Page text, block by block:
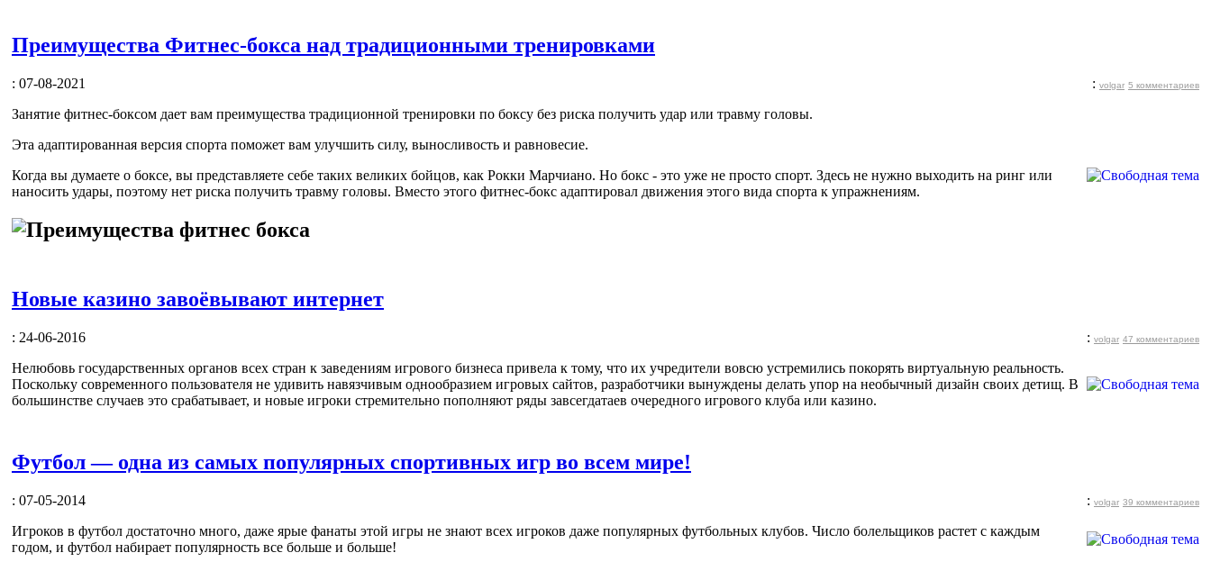
Преимущества Фитнес-бокса над традиционными тренировками
: 07-08-2021 : volgar 5 комментариев
Занятие фитнес-боксом дает вам преимущества традиционной тренировки по боксу без риска получить удар или травму головы.
Эта адаптированная версия спорта поможет вам улучшить силу, выносливость и равновесие.
Когда вы думаете о боксе, вы представляете себе таких великих бойцов, как Рокки Марчиано. Но бокс - это уже не просто спорт. Здесь не нужно выходить на ринг или
наносить удары, поэтому нет риска получить травму головы. Вместо этого фитнес-бокс адаптировал движения этого вида спорта к упражнениям.
Новые казино завоёвывают интернет
: 24-06-2016 : volgar 47 комментариев
Нелюбовь государственных органов всех стран к заведениям игрового бизнеса привела к тому, что их учредители вовсю устремились покорять виртуальную реальность.
Поскольку современного пользователя не удивить навязчивым однообразием игровых сайтов, разработчики вынуждены делать упор на необычный дизайн своих детищ. В
большинстве случаев это срабатывает, и новые игроки стремительно пополняют ряды завсегдатаев очередного игрового клуба или казино.
Футбол — одна из самых популярных спортивных игр во всем мире!
: 07-05-2014 : volgar 39 комментариев
Игроков в футбол достаточно много, даже ярые фанаты этой игры не знают всех игроков даже популярных футбольных клубов. Число болельщиков растет с каждым
годом, и футбол набирает популярность все больше и больше!